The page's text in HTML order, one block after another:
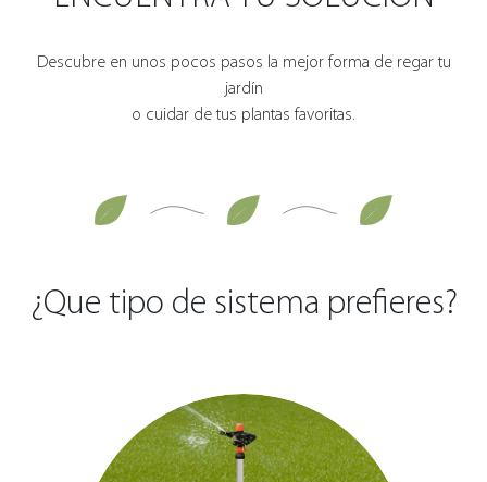
Descubre en unos pocos pasos la mejor forma de regar tu
jardín
o cuidar de tus plantas favoritas.
¿Que tipo de sistema prefieres?